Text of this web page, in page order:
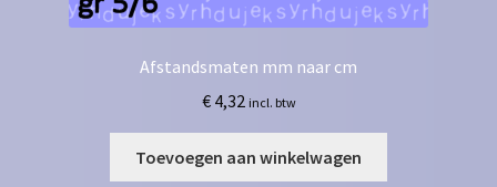
Afstandsmaten mm naar cm
€4,32 incl. btw
Toevoegen aan winkelwagen